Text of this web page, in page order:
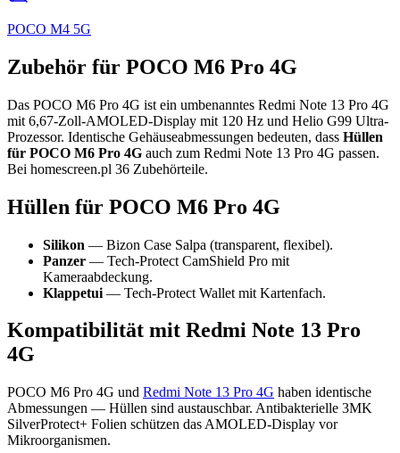
POCO M4 5G
Zubehör für POCO M6 Pro 4G
Das POCO M6 Pro 4G ist ein umbenanntes Redmi Note 13 Pro 4G
mit 6,67-Zoll-AMOLED-Display mit 120 Hz und Helio G99 Ultra-
Prozessor. Identische Gehäuseabmessungen bedeuten, dass Hüllen
für POCO M6 Pro 4G auch zum Redmi Note 13 Pro 4G passen.
Bei homescreen.pl 36 Zubehörteile.
Hüllen für POCO M6 Pro 4G
Silikon — Bizon Case Salpa (transparent, flexibel).
Panzer — Tech-Protect CamShield Pro mit
Kameraabdeckung.
Klappetui — Tech-Protect Wallet mit Kartenfach.
Kompatibilität mit Redmi Note 13 Pro
4G
POCO M6 Pro 4G und Redmi Note 13 Pro 4G haben identische
Abmessungen — Hüllen sind austauschbar. Antibakterielle 3MK
SilverProtect+ Folien schützen das AMOLED-Display vor
Mikroorganismen.